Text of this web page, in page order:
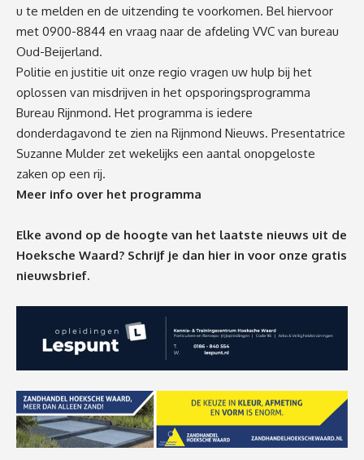
u te melden en de uitzending te voorkomen. Bel hiervoor
met 0900-8844 en vraag naar de afdeling VVC van bureau
Oud-Beijerland.
Politie en justitie uit onze regio vragen uw hulp bij het
oplossen van misdrijven in het opsporingsprogramma
Bureau Rijnmond. Het programma is iedere
donderdagavond te zien na Rijnmond Nieuws. Presentatrice
Suzanne Mulder zet wekelijks een aantal onopgeloste
zaken op een rij.
Meer info over het programma
Elke avond op de hoogte van het laatste nieuws uit de
Hoeksche Waard? Schrijf je dan hier in voor onze gratis
nieuwsbrief.